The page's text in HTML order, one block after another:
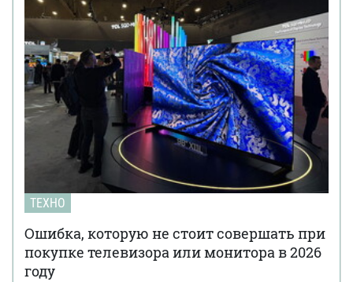
ТЕХНО
Ошибка, которую не стоит совершать при
покупке телевизора или монитора в 2026
году